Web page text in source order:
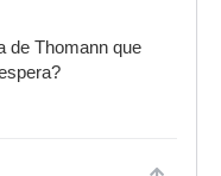
de Thomann que